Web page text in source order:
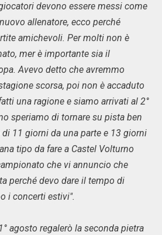
devono essere messi come
allenatore, ecco perché
amichevoli. Per molti non è
mer è importante sia il
Avevo detto che avremmo
scorsa, poi non è accaduto
una ragione e siamo arrivati al 2°
speriamo di tornare su pista ben
11 giorni da una parte e 13 giorni
tipo da fare a Castel Volturno
che vi annuncio che
perché devo dare il tempo di
i concerti estivi".
agosto regalerò la seconda pietra